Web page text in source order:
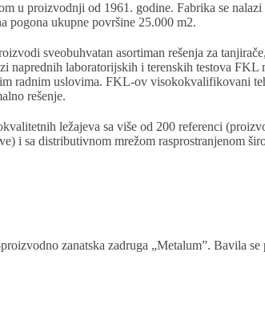
u proizvodnji od 1961. godine. Fabrika se
pogona ukupne površine 25.000 m2.
sveobuhvatan asortiman rešenja za
laboratorijskih i terenskih testova FKL
radnim uslovima. FKL-ov visokokvalifikovani
rešenje.
ležajeva sa više od 200 referenci
i sa distributivnom mrežom rasprostranjenom
zanatska zadruga „Metalum”. Bavila